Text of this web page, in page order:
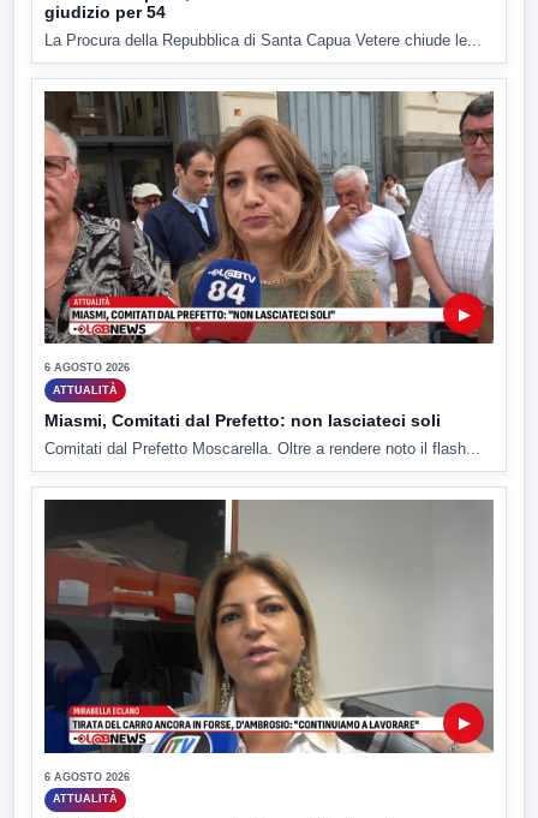
giudizio per 54
La Procura della Repubblica di Santa Capua Vetere chiude le...
▶
6 AGOSTO 2026
ATTUALITÀ
Miasmi, Comitati dal Prefetto: non lasciateci soli
Comitati dal Prefetto Moscarella. Oltre a rendere noto il flash...
▶
6 AGOSTO 2026
ATTUALITÀ